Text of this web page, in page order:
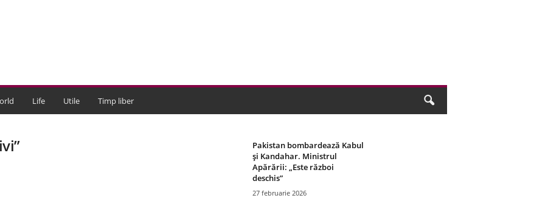
Life Utile Timp liber
Pakistan bombardează Kabul
și Kandahar. Ministrul
Apărării: „Este război
deschis”
27 februarie 2026